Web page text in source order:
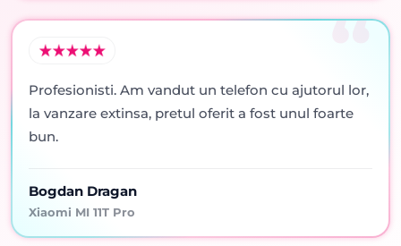
Profesionisti. Am vandut un telefon cu ajutorul lor,
la vanzare extinsa, pretul oferit a fost unul foarte
bun.
Bogdan Dragan
Xiaomi MI 11T Pro